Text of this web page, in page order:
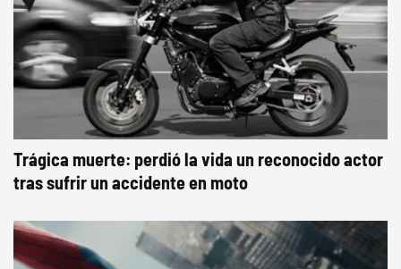
Trágica muerte: perdió la vida un reconocido actor
tras sufrir un accidente en moto